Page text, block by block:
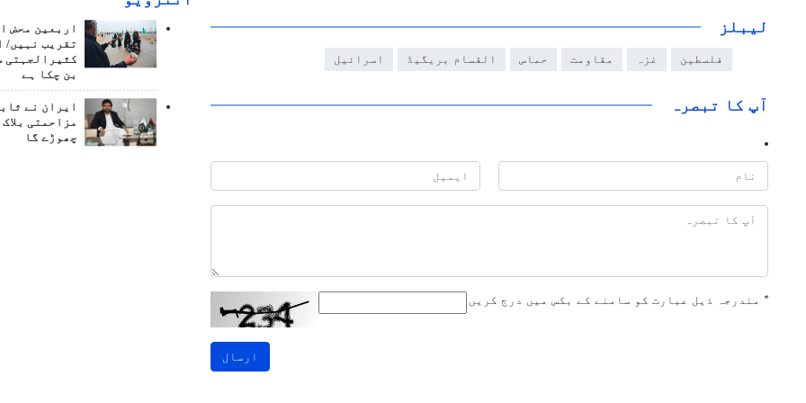
لیبلز
فلسطین غزہ مقاومت حماس القسام بریگیڈ اسرائیل
آپ کا تبصرہ
* مندرجہ ذیل عبارت کو سامنے کے بکس میں درج کریں
ارسال
اربعین محض
تقریب نہیں/
کثیرالجہتی
بن چکا ہے
ایران نے
مزاحمتی
چھوڑے گا